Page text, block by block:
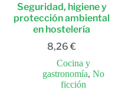
Seguridad, higiene y
protección ambiental
en hostelería
8,26€
Cocina y
gastronomía,No
ficción